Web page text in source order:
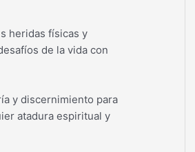
heridas físicas y
de la vida con
y discernimiento para
atadura espiritual y